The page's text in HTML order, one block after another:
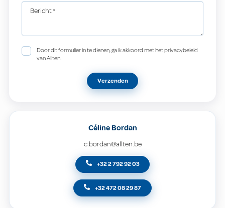
Bericht*
Door dit formulier in te dienen, ga ik akkoord met het privacybeleid
van Allten.
Verzenden
Céline Bordan
c.bordan@allten.be
+32 2 792 92 03
+32 472 08 29 87